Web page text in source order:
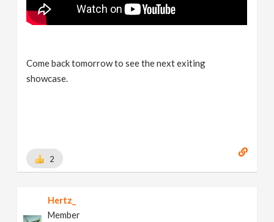
Come back tomorrow to see the next exiting
showcase.
2
Hertz_
Member